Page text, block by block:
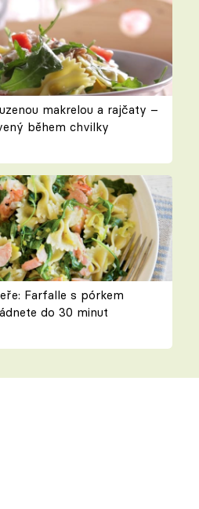
makrelou a rajčaty –
během chvilky
Farfalle s pórkem
do 30 minut